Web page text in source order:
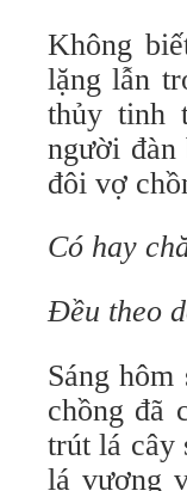
Không
lặng lẫn
thủy tinh
người đàn
đôi vợ
Có hay
Đều theo
Sáng
chồng đã
trút lá cây
lá vương